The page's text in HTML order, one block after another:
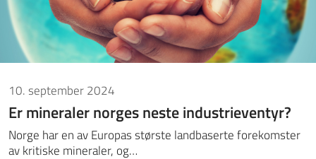
10. september 2024
Er mineraler norges neste industrieventyr?
Norge har en av Europas største landbaserte forekomster
av kritiske mineraler, og…